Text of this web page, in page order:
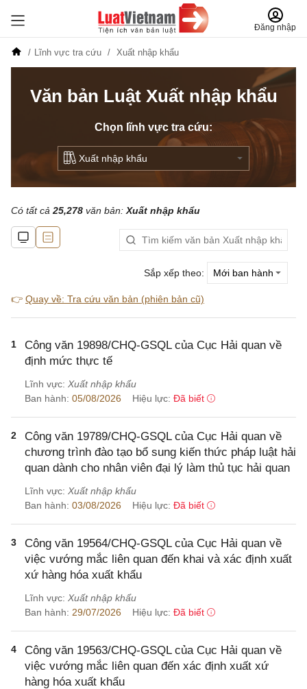
Đăng nhập
Lĩnh vực tra cứu Xuất nhập khẩu
Văn bản Luật Xuất nhập khẩu
Chọn lĩnh vực tra cứu:
Có tất cả 25,278 văn bản: Xuất nhập khẩu
Sắp xếp theo:
👉 Quay về: Tra cứu văn bản (phiên bản cũ)
1
Công văn 19898/CHQ-GSQL của Cục Hải quan về
định mức thực tế
Lĩnh vực: Xuất nhập khẩu
Ban hành: 05/08/2026 Hiệu lực: Đã biết
2
Công văn 19789/CHQ-GSQL của Cục Hải quan về
chương trình đào tạo bổ sung kiến thức pháp luật hải
quan dành cho nhân viên đại lý làm thủ tục hải quan
Lĩnh vực: Xuất nhập khẩu
Ban hành: 03/08/2026 Hiệu lực: Đã biết
3
Công văn 19564/CHQ-GSQL của Cục Hải quan về
việc vướng mắc liên quan đến khai và xác định xuất
xứ hàng hóa xuất khẩu
Lĩnh vực: Xuất nhập khẩu
Ban hành: 29/07/2026 Hiệu lực: Đã biết
4
Công văn 19563/CHQ-GSQL của Cục Hải quan về
việc vướng mắc liên quan đến xác định xuất xứ
hàng hóa xuất khẩu